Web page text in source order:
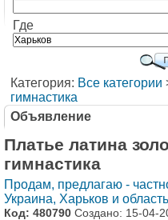
Где
Категория: Все категории
гимнастика
Объявление
Платье латина
гимнастика
Продам, предлагаю -
Украина, Харьков и область
Код: 480790 Создано: 15-04-